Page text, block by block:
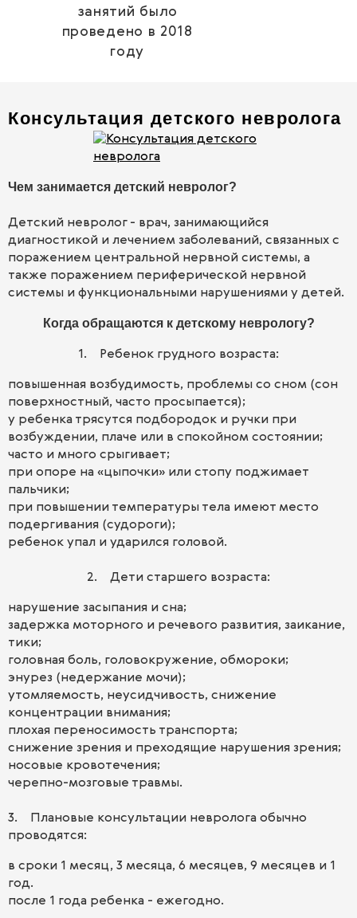
занятий было
проведено в 2018
году
Консультация детского невролога
Чем занимается детский невролог?
Детский невролог - врач, занимающийся
диагностикой и лечением заболеваний, связанных с
поражением центральной нервной системы, а
также поражением периферической нервной
системы и функциональными нарушениями у детей.
Когда обращаются к детскому неврологу?
1. Ребенок грудного возраста:
повышенная возбудимость, проблемы со сном (сон
поверхностный, часто просыпается);
у ребенка трясутся подбородок и ручки при
возбуждении, плаче или в спокойном состоянии;
часто и много срыгивает;
при опоре на «цыпочки» или стопу поджимает
пальчики;
при повышении температуры тела имеют место
подергивания (судороги);
ребенок упал и ударился головой.
2. Дети старшего возраста:
нарушение засыпания и сна;
задержка моторного и речевого развития, заикание,
тики;
головная боль, головокружение, обмороки;
энурез (недержание мочи);
утомляемость, неусидчивость, снижение
концентрации внимания;
плохая переносимость транспорта;
снижение зрения и преходящие нарушения зрения;
носовые кровотечения;
черепно-мозговые травмы.
3. Плановые консультации невролога обычно
проводятся:
в сроки 1 месяц, 3 месяца, 6 месяцев, 9 месяцев и 1
год.
после 1 года ребенка - ежегодно.